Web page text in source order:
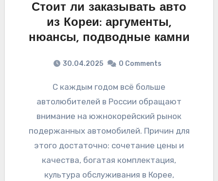
Стоит ли заказывать авто
из Кореи: аргументы,
нюансы, подводные камни
30.04.2025 0 Comments
С каждым годом всё больше
автолюбителей в России обращают
внимание на южнокорейский рынок
подержанных автомобилей. Причин для
этого достаточно: сочетание цены и
качества, богатая комплектация,
культура обслуживания в Корее,